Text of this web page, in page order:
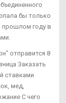
бы только
прошлом году в
отправится 8
Заказать
ставками
мед,
С чего